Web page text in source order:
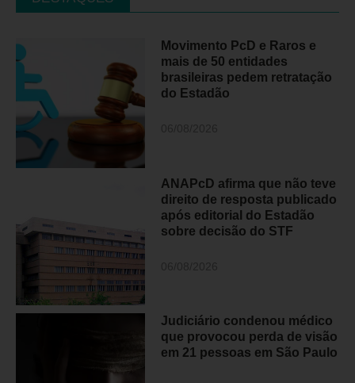
Movimento PcD e Raros e
mais de 50 entidades
brasileiras pedem retratação
do Estadão
ANAPcD afirma que não teve
direito de resposta publicado
após editorial do Estadão
sobre decisão do STF
Judiciário condenou médico
que provocou perda de visão
em 21 pessoas em São Paulo